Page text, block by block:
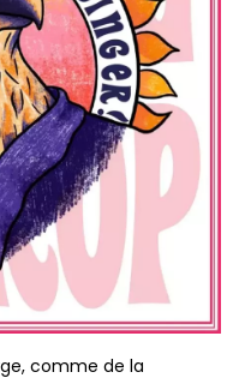
comme de la